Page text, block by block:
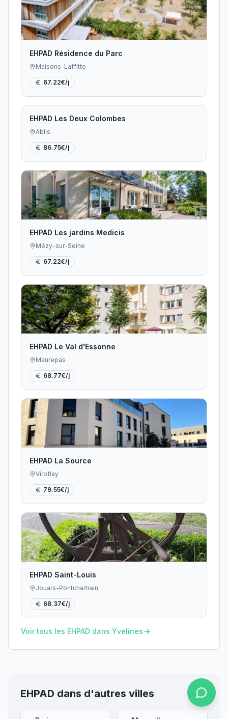
EHPAD Résidence du Parc
Maisons-Laffitte
67.22€/j
EHPAD Les Deux Colombes
Ablis
86.75€/j
EHPAD Les jardins Medicis
Mézy-sur-Seine
67.22€/j
EHPAD Le Val d'Essonne
Maurepas
68.77€/j
EHPAD La Source
Viroflay
79.55€/j
EHPAD Saint-Louis
Jouars-Pontchartrain
68.37€/j
Voir tous les EHPAD dans Yvelines
EHPAD dans d'autres villes